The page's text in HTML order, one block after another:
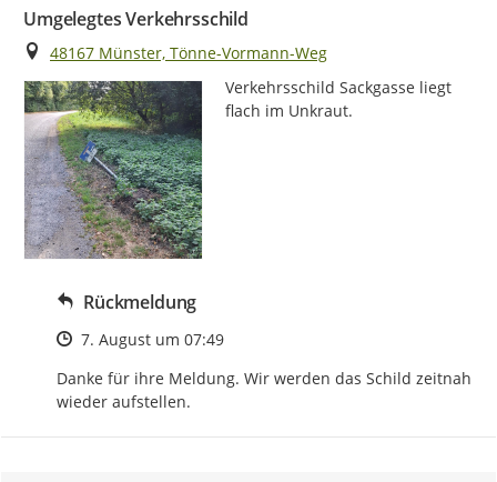
Umgelegtes Verkehrsschild
Ort
48167 Münster, Tönne-Vormann-Weg
Verkehrsschild Sackgasse liegt
flach im Unkraut.
Rückmeldung
Zeitpunkt des Erstellens
7. August um 07:49
Danke für ihre Meldung. Wir werden das Schild zeitnah
wieder aufstellen.